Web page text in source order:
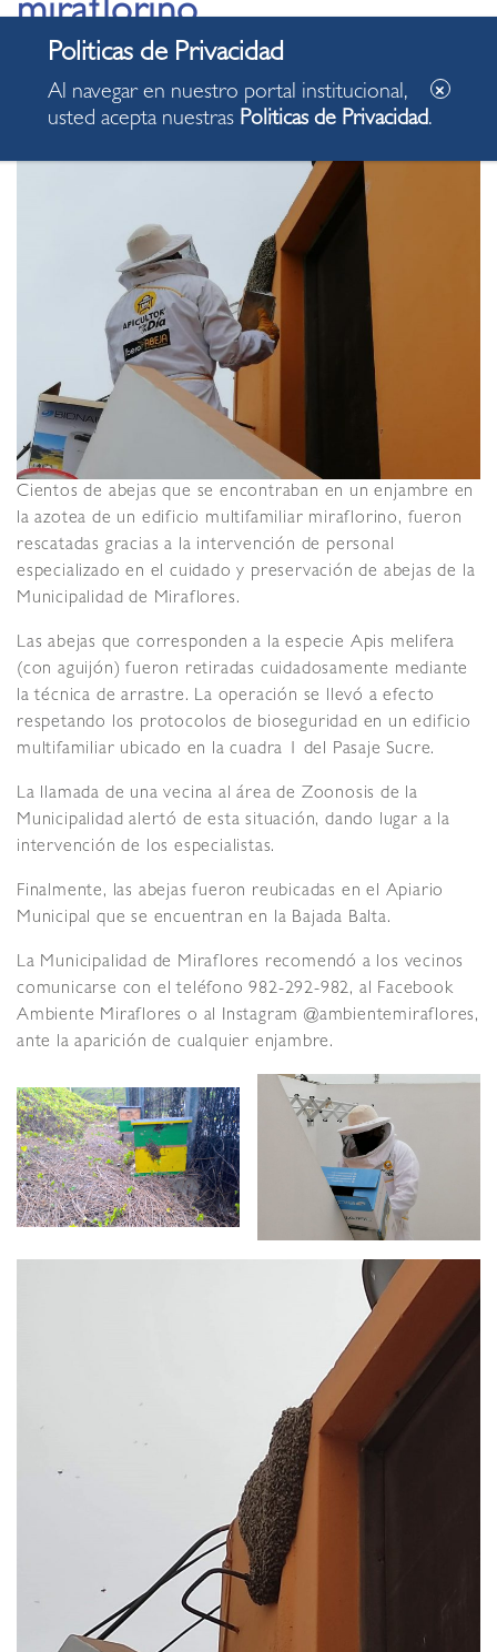
miraflorino
18.09.2020
Cientos de abejas que se encontraban en un enjambre en
la azotea de un edificio multifamiliar miraflorino, fueron
rescatadas gracias a la intervención de personal
especializado en el cuidado y preservación de abejas de la
Municipalidad de Miraflores.
Las abejas que corresponden a la especie Apis melifera
(con aguijón) fueron retiradas cuidadosamente mediante
la técnica de arrastre. La operación se llevó a efecto
respetando los protocolos de bioseguridad en un edificio
multifamiliar ubicado en la cuadra 1 del Pasaje Sucre.
La llamada de una vecina al área de Zoonosis de la
Municipalidad alertó de esta situación, dando lugar a la
intervención de los especialistas.
Finalmente, las abejas fueron reubicadas en el Apiario
Municipal que se encuentran en la Bajada Balta.
La Municipalidad de Miraflores recomendó a los vecinos
comunicarse con el teléfono 982-292-982, al Facebook
Ambiente Miraflores o al Instagram @ambientemiraflores,
ante la aparición de cualquier enjambre.
Al navegar en nuestro portal institucional,
usted acepta nuestras Politicas de Privacidad.